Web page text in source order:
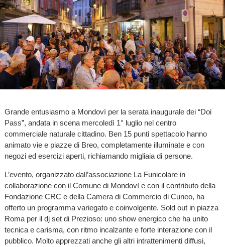
Grande entusiasmo a Mondovì per la serata inaugurale dei “Doi
Pass”, andata in scena mercoledì 1° luglio nel centro
commerciale naturale cittadino. Ben 15 punti spettacolo hanno
animato vie e piazze di Breo, completamente illuminate e con
negozi ed esercizi aperti, richiamando migliaia di persone.
L’evento, organizzato dall’associazione La Funicolare in
collaborazione con il Comune di Mondovì e con il contributo della
Fondazione CRC e della Camera di Commercio di Cuneo, ha
offerto un programma variegato e coinvolgente. Sold out in piazza
Roma per il dj set di Prezioso: uno show energico che ha unito
tecnica e carisma, con ritmo incalzante e forte interazione con il
pubblico. Molto apprezzati anche gli altri intrattenimenti diffusi,